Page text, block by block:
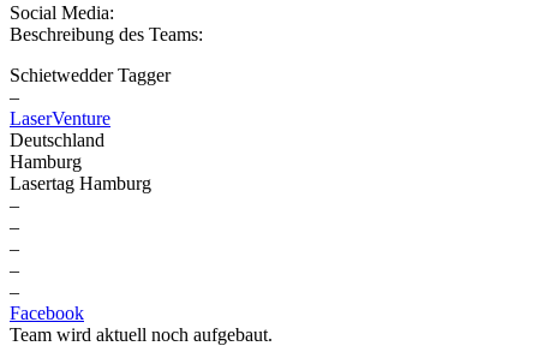
Social Media:
Beschreibung des Teams:
Schietwedder Tagger
–
LaserVenture
Deutschland
Hamburg
Lasertag Hamburg
–
–
–
–
–
Facebook
Team wird aktuell noch aufgebaut.